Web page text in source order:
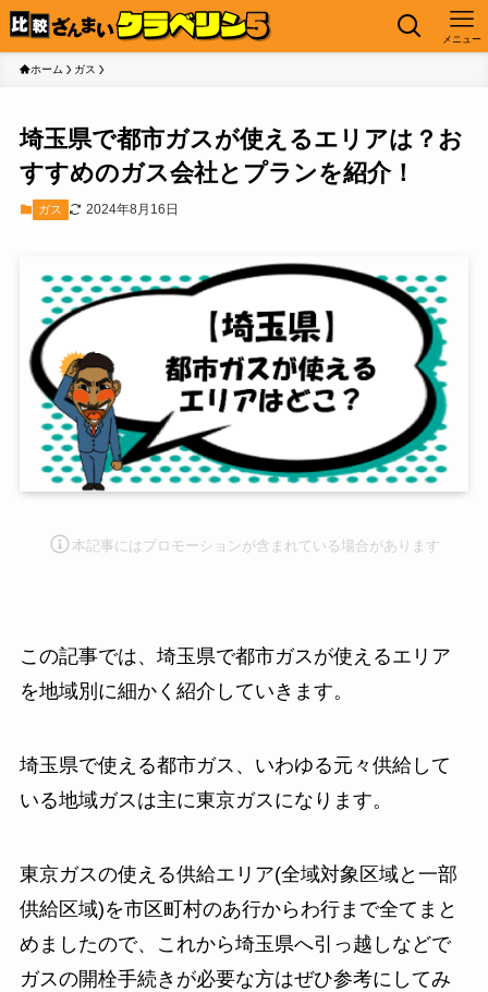
メニュー
ホーム ガス
埼玉県で都市ガスが使えるエリアは？お
すすめのガス会社とプランを紹介！
ガス 2024年8月16日
本記事にはプロモーションが含まれている場合があります
この記事では、埼玉県で都市ガスが使えるエリア
を地域別に細かく紹介していきます。
埼玉県で使える都市ガス、いわゆる元々供給して
いる地域ガスは主に東京ガスになります。
東京ガスの使える供給エリア(全域対象区域と一部
供給区域)を市区町村のあ行からわ行まで全てまと
めましたので、これから埼玉県へ引っ越しなどで
ガスの開栓手続きが必要な方はぜひ参考にしてみ